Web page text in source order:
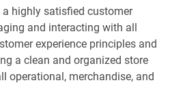
highly satisfied customer
and interacting with all
experience principles and
a clean and organized store
operational, merchandise, and